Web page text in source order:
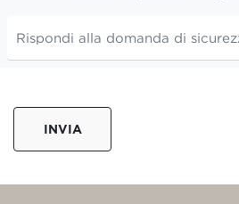
INVIA